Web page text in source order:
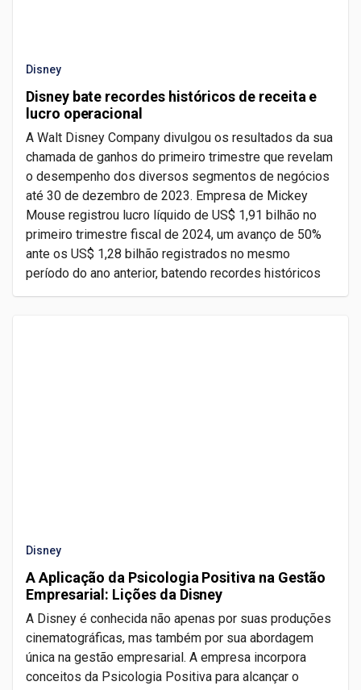
Disney
Disney bate recordes históricos de receita e
lucro operacional
A Walt Disney Company divulgou os resultados da sua
chamada de ganhos do primeiro trimestre que revelam
o desempenho dos diversos segmentos de negócios
até 30 de dezembro de 2023. Empresa de Mickey
Mouse registrou lucro líquido de US$ 1,91 bilhão no
primeiro trimestre fiscal de 2024, um avanço de 50%
ante os US$ 1,28 bilhão registrados no mesmo
período do ano anterior, batendo recordes históricos
Disney
A Aplicação da Psicologia Positiva na Gestão
Empresarial: Lições da Disney
A Disney é conhecida não apenas por suas produções
cinematográficas, mas também por sua abordagem
única na gestão empresarial. A empresa incorpora
conceitos da Psicologia Positiva para alcançar o